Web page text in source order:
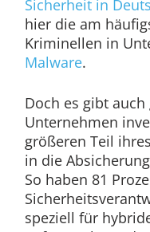
Sicherheit in
hier die am
Kriminellen in
Malware.
Doch es gibt
Unternehmen
größeren Teil
in die
So haben 81
speziell für